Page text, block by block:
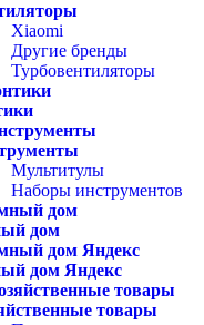
Xiaomi
Другие бренды
Турбовентиляторы
Мультитулы
Наборы инструментов
дом
дом Яндекс
товары